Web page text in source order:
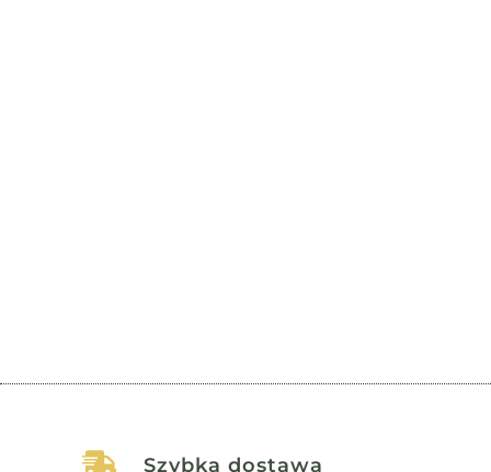
 Szybka dostawa